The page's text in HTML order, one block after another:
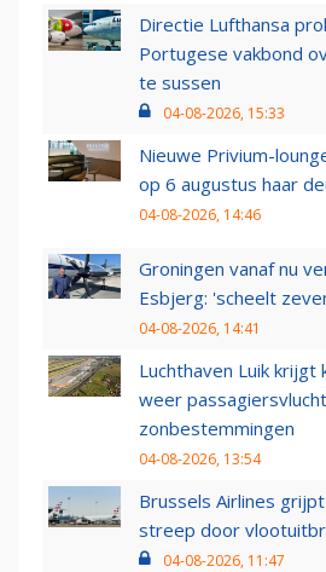
Directie Lufthansa
Portugese vakbond
te sussen
04-08-2026, 15:33
Nieuwe Privium-
op 6 augustus haar
04-08-2026, 14:46
Groningen vanaf nu
Esbjerg: 'scheelt
04-08-2026, 14:41
Luchthaven Luik
weer
zonbestemmingen
04-08-2026, 13:54
Brussels Airlines
streep door
04-08-2026, 11:47